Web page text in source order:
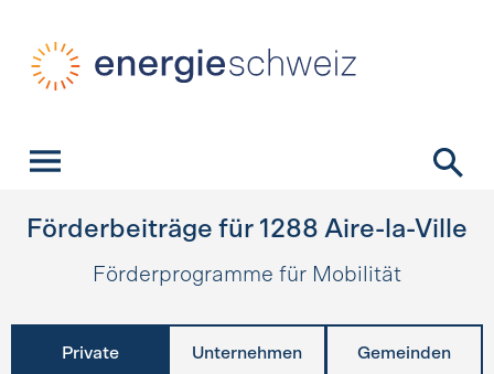
Förderbeiträge für 1288 Aire-la-Ville
Förderprogramme für Mobilität
Private Unternehmen Gemeinden